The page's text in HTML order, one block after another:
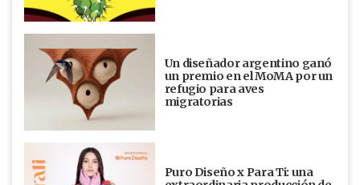
Un diseñador argentino ganó
un premio en el MoMA por un
refugio para aves
migratorias
Puro Diseño x Para Ti: una